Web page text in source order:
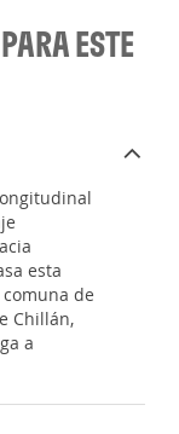
ESTE
esta
de
Chillán,
a